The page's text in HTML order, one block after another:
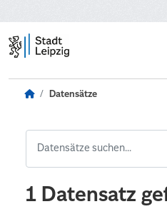
Datensätze
1 Datensatz